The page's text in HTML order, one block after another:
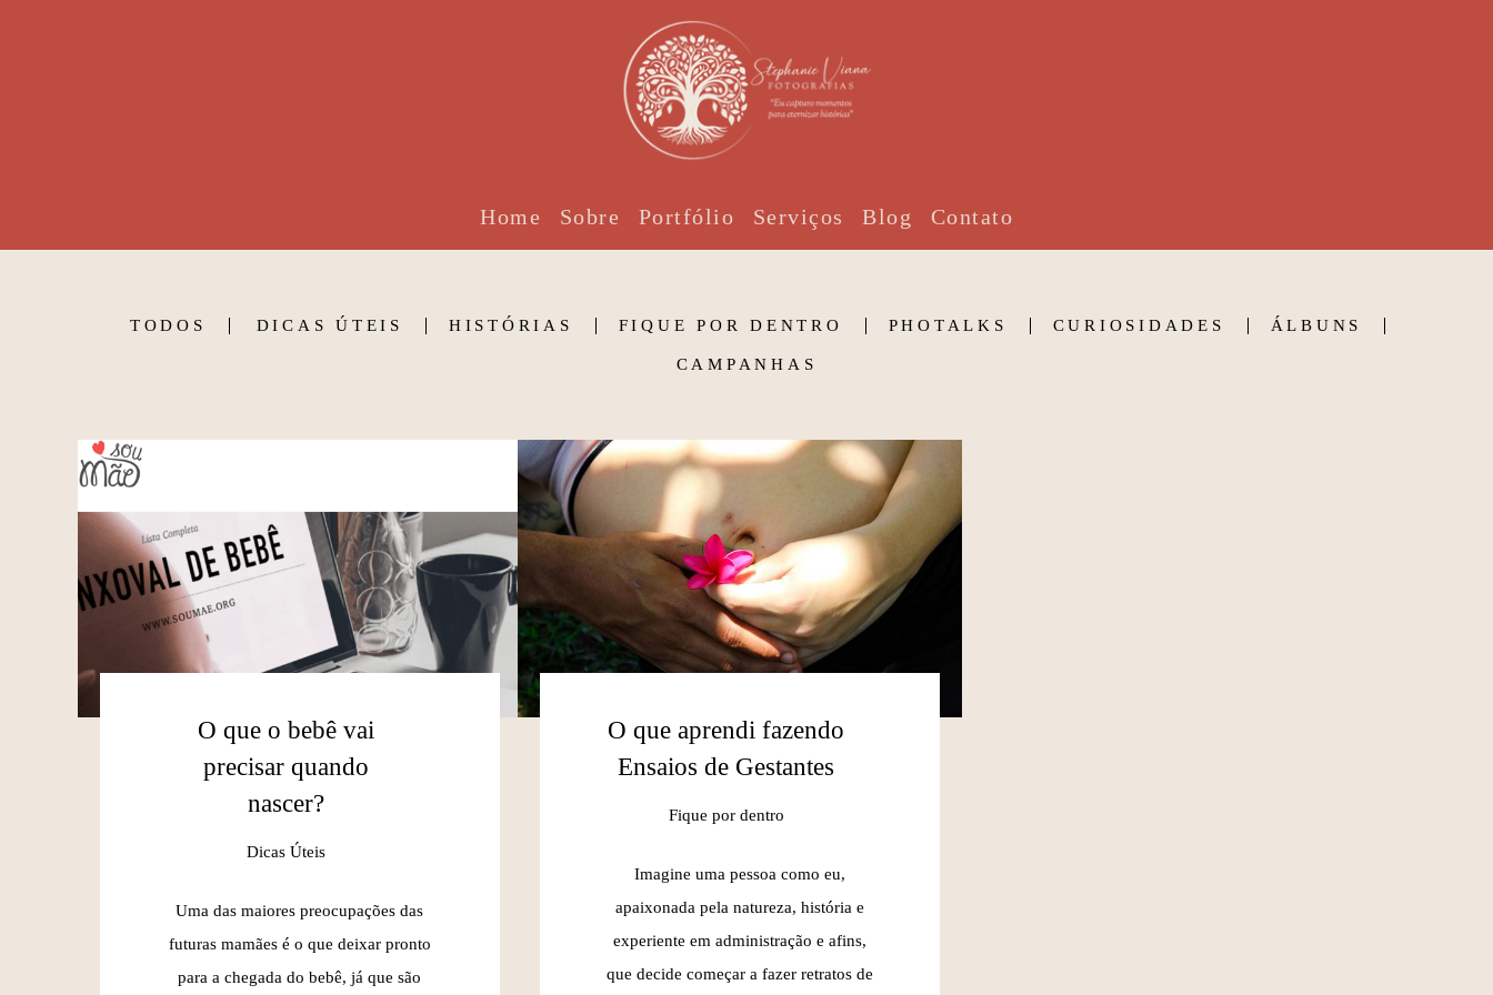
Home Sobre Portfólio Serviços Blog Contato
TODOS DICAS ÚTEIS HISTÓRIAS FIQUE POR DENTRO PHOTALKS CURIOSIDADES ÁLBUNS
CAMPANHAS
O que o bebê vai
precisar quando
nascer?
Dicas Úteis
Uma das maiores preocupações das
futuras mamães é o que deixar pronto
para a chegada do bebê, já que são
O que aprendi fazendo
Ensaios de Gestantes
Fique por dentro
Imagine uma pessoa como eu,
apaixonada pela natureza, história e
experiente em administração e afins,
que decide começar a fazer retratos de